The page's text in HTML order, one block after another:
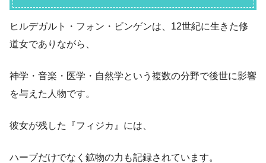
ヒルデガルト・フォン・ビンゲンは、12世紀に生きた修
道女でありながら、
神学・音楽・医学・自然学という複数の分野で後世に影響
を与えた人物です。
彼女が残した『フィジカ』には、
ハーブだけでなく鉱物の力も記録されています。